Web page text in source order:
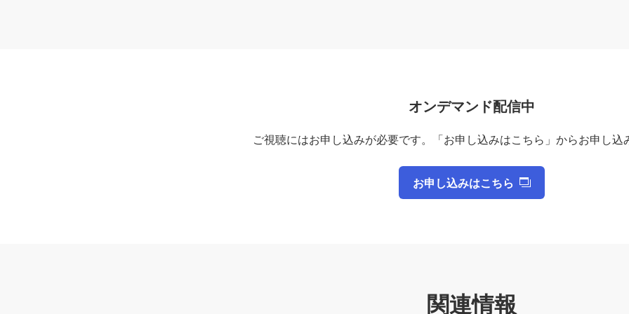
オンデマンド配信中
ご視聴にはお申し込みが必要です。「お申し込みはこちら」からお申し込
お申し込みはこちら
関連情報